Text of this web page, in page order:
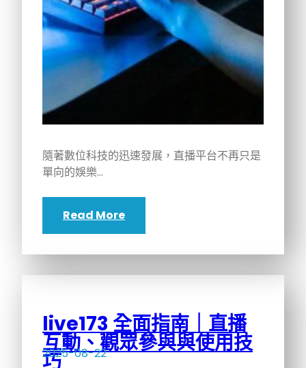
隨著數位科技的迅速發展，直播平台不再只是
單向的娛樂…
Read More
live173 全面指南｜直播
互動、觀眾參與與使用技
巧
2025-08-22